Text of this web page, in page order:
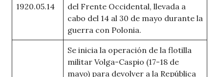
1920.05.14
del Frente Occidental, llevada a
cabo del 14 al 30 de mayo durante la
guerra con Polonia.
Se inicia la operación de la flotilla
militar Volga-Caspio (17-18 de
mayo) para devolver a la República